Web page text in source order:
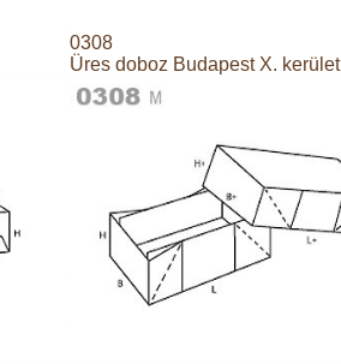
0308
Üres doboz Budapest X. kerület